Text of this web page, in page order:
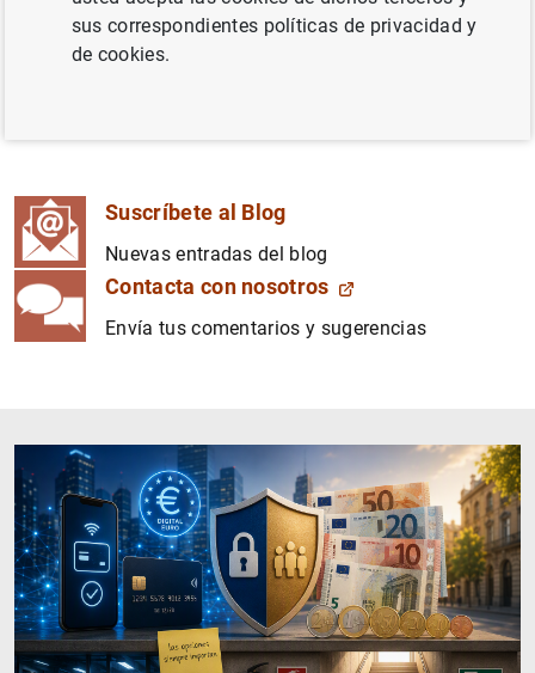
series del Blog agrupan ciertas entradas con
temática similar.Todas las entradas
Suscríbete al Blog
Nuevas entradas del blog
Contacta con nosotros
Envía tus comentarios y sugerencias
sus correspondientes políticas de privacidad y
de cookies.